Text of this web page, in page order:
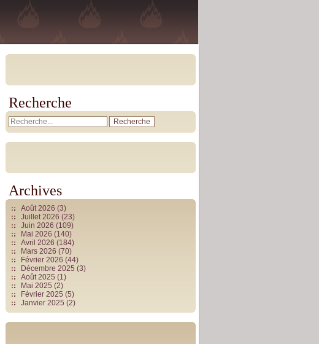
Recherche
Archives
Août 2026 (3)
Juillet 2026 (23)
Juin 2026 (109)
Mai 2026 (140)
Avril 2026 (184)
Mars 2026 (70)
Février 2026 (44)
Décembre 2025 (3)
Août 2025 (1)
Mai 2025 (2)
Février 2025 (5)
Janvier 2025 (2)